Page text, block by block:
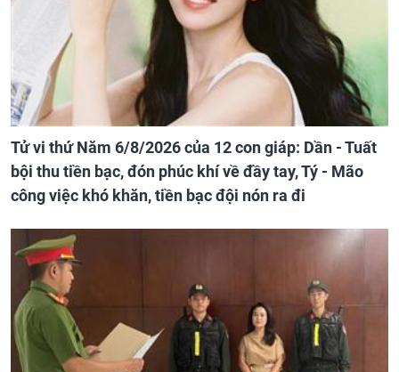
Tử vi thứ Năm 6/8/2026 của 12 con giáp: Dần - Tuất
bội thu tiền bạc, đón phúc khí về đầy tay, Tý - Mão
công việc khó khăn, tiền bạc đội nón ra đi